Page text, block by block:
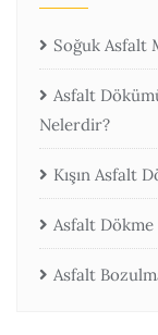
Soğuk Asfalt
Asfalt
Nelerdir?
Kışın Asfalt
Asfalt
Asfalt